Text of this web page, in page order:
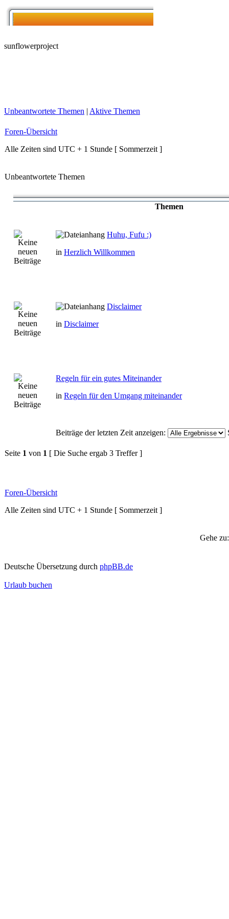
sunflowerproject
Unbeantwortete Themen | Aktive Themen
Foren-Übersicht
Alle Zeiten sind UTC + 1 Stunde [ Sommerzeit ]
Unbeantwortete Themen
Themen
Huhu, Fufu :)
in Herzlich Willkommen
Disclaimer
in Disclaimer
Regeln für ein gutes Miteinander
in Regeln für den Umgang miteinander
Beiträge der letzten Zeit anzeigen:
Seite 1 von 1 [ Die Suche ergab 3 Treffer ]
Foren-Übersicht
Alle Zeiten sind UTC + 1 Stunde [ Sommerzeit ]
Gehe zu:
Deutsche Übersetzung durch phpBB.de
Urlaub buchen